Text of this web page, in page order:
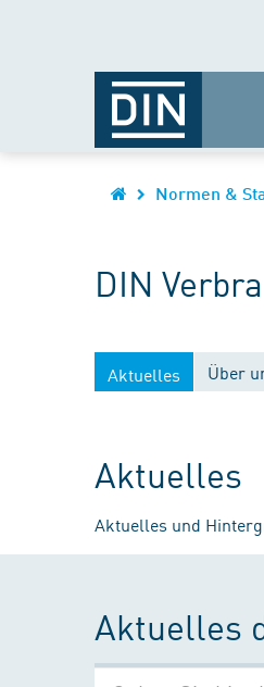
Normen &
DIN
Aktuelles Über
Aktuelles
Aktuelles und
Aktuelles